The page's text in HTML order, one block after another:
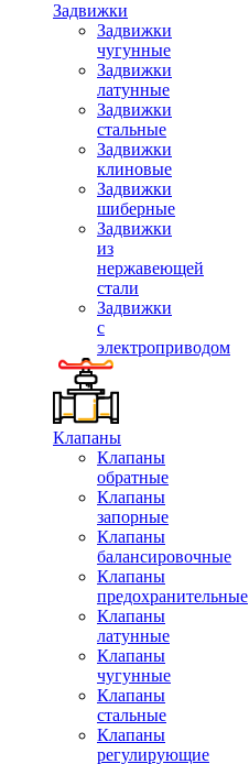
Задвижки
Задвижки
чугунные
Задвижки
латунные
Задвижки
стальные
Задвижки
клиновые
Задвижки
шиберные
Задвижки
из
нержавеющей
стали
Задвижки
с
электроприводом
Клапаны
Клапаны
обратные
Клапаны
запорные
Клапаны
балансировочные
Клапаны
предохранительные
Клапаны
латунные
Клапаны
чугунные
Клапаны
стальные
Клапаны
регулирующие